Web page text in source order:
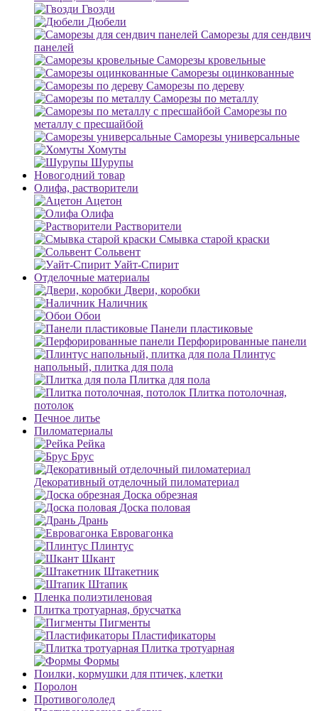
Гвозди
Дюбели
Саморезы для сендвич
панелей
Саморезы кровельные
Саморезы оцинкованные
Саморезы по дереву
Саморезы по металлу
Саморезы по
металлу с пресшайбой
Саморезы универсальные
Хомуты
Шурупы
Новогодний товар
Олифа, растворители
Ацетон
Олифа
Растворители
Смывка старой краски
Сольвент
Уайт-Спирит
Отделочные материалы
Двери, коробки
Наличник
Обои
Панели пластиковые
Перфорированные панели
Плинтус
напольный, плитка для пола
Плитка для пола
Плитка потолочная,
потолок
Печное литье
Пиломатериалы
Рейка
Брус
Декоративный отделочный пиломатериал
Доска обрезная
Доска половая
Дрань
Евровагонка
Плинтус
Шкант
Штакетник
Штапик
Пленка полиэтиленовая
Плитка тротуарная, брусчатка
Пигменты
Пластификаторы
Плитка тротуарная
Формы
Поилки, кормушки для птичек, клетки
Поролон
Противогололед